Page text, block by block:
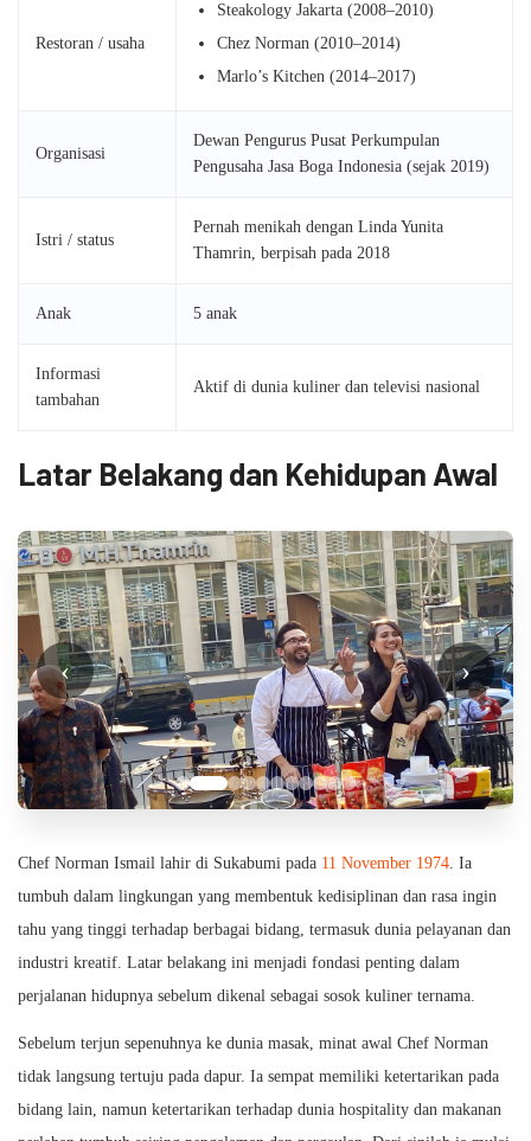
Restoran / usaha
Steakology Jakarta (2008–2010)
Chez Norman (2010–2014)
Marlo’s Kitchen (2014–2017)
Organisasi
Dewan Pengurus Pusat Perkumpulan
Pengusaha Jasa Boga Indonesia (sejak 2019)
Istri / status
Pernah menikah dengan Linda Yunita
Thamrin, berpisah pada 2018
Anak 5 anak
Informasi
tambahan
Aktif di dunia kuliner dan televisi nasional
Latar Belakang dan Kehidupan Awal
‹ ›
Chef Norman Ismail lahir di Sukabumi pada 11 November 1974. Ia
tumbuh dalam lingkungan yang membentuk kedisiplinan dan rasa ingin
tahu yang tinggi terhadap berbagai bidang, termasuk dunia pelayanan dan
industri kreatif. Latar belakang ini menjadi fondasi penting dalam
perjalanan hidupnya sebelum dikenal sebagai sosok kuliner ternama.
Sebelum terjun sepenuhnya ke dunia masak, minat awal Chef Norman
tidak langsung tertuju pada dapur. Ia sempat memiliki ketertarikan pada
bidang lain, namun ketertarikan terhadap dunia hospitality dan makanan